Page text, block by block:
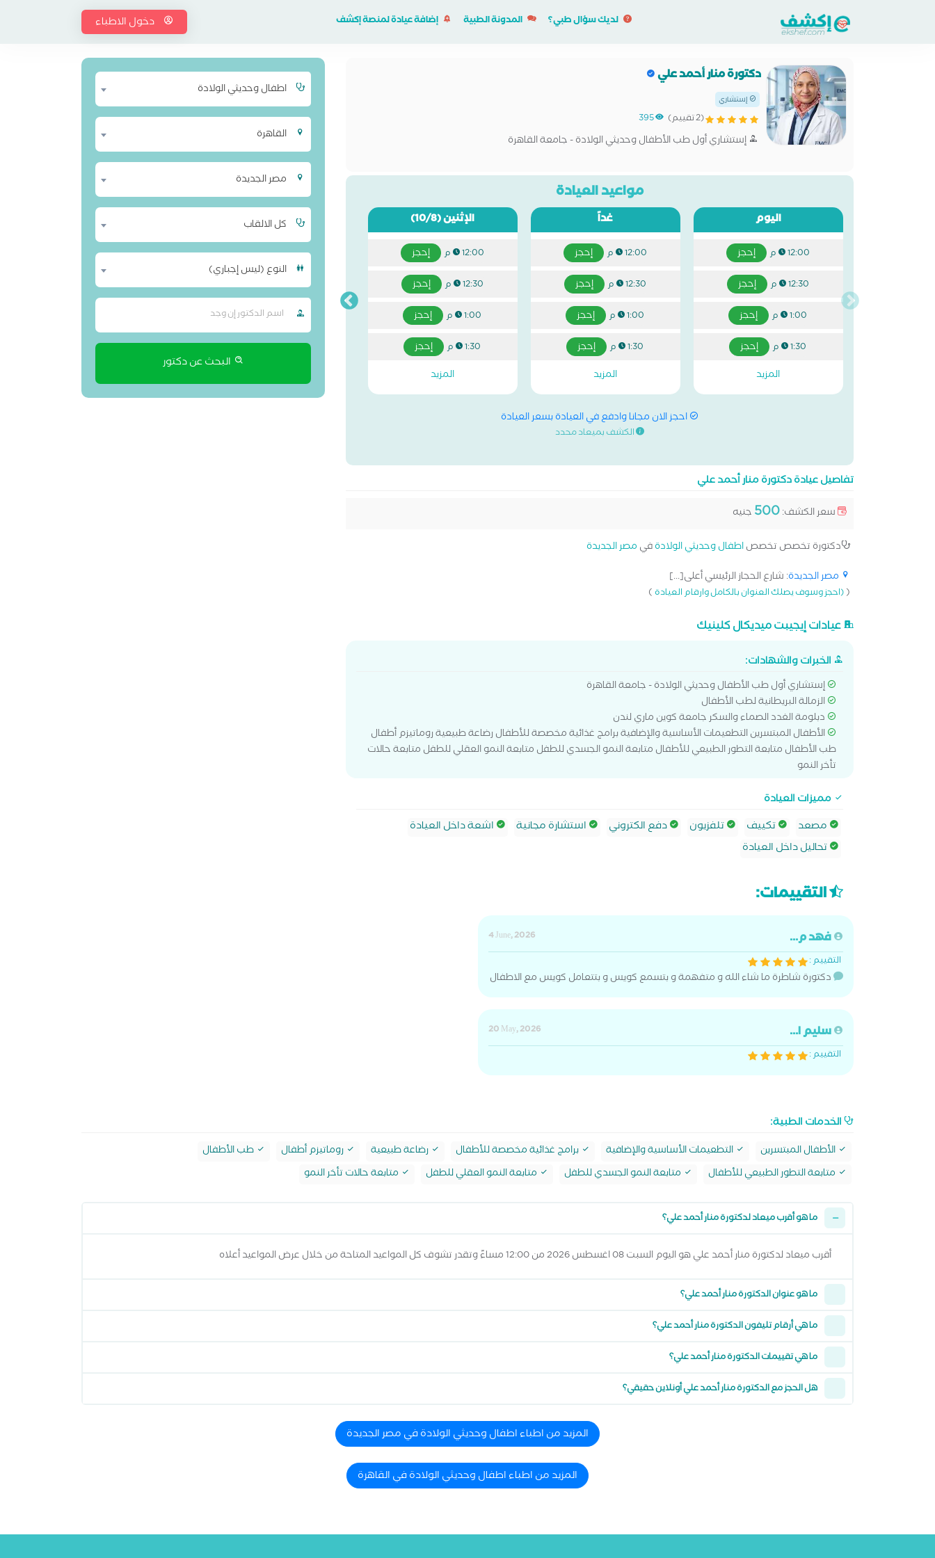
لديك سؤال طبي؟ المدونة الطبية إضافة عيادة لمنصة إكشف دخول الاطباء
دكتورة منار أحمد علي
إستشاري
(2 تقييم) 395
إستشاري أول طب الأطفال وحديثي الولادة - جامعة القاهرة
مواعيد العيادة
اليوم
12:00 م إحجز
12:30 م إحجز
1:00 م إحجز
1:30 م
إحجز
المزيد
غداً
12:00 م إحجز
12:30 م إحجز
1:00 م إحجز
1:30 م
إحجز
المزيد
الإثنين(10/8)
12:00 م إحجز
12:30 م إحجز
1:00 م إحجز
1:30 م
إحجز
المزيد
احجز الان مجانا وادفع في العيادة بسعر العيادة
الكشف بميعاد محدد
تفاصيل عيادة دكتورة منار أحمد علي
سعر الكشف:500 جنيه
دكتورة تخصص تخصصاطفال وحديثي الولادةفي مصر الجديدة
مصر الجديدة: شارع الحجاز الرئيسي أعلى[...]
((احجز وسوف يصلك العنوان بالكامل وارقام العيادة)
عيادات إيجيبت ميديكال كلينيك
الخبرات والشهادات:
إستشاري أول طب الأطفال وحديثي الولادة - جامعة القاهرة
الزمالة البريطانية لطب الأطفال
دبلومة الغدد الصماء والسكر جامعة كوين ماري لندن
الأطفال المبتسرين التطعيمات الأساسية والإضافية برامج غذائية مخصصة للأطفال رضاعة طبيعية روماتيزم أطفال
طب الأطفال متابعة التطور الطبيعي للأطفال متابعة النمو الجسدي للطفل متابعة النمو العقلي للطفل متابعة حالات
تأخر النمو
مميزات العيادة
مصعد
تكييف تلفزيون دفع الكتروني استشارة مجانية
اشعة داخل العيادة
تحاليل داخل العيادة
اطفال وحديثي الولادة
القاهرة
مصر الجديدة
كل الالقاب
النوع (ليس إجباري)
البحث عن دكتور
التقييمات:
فهد م...
4 June, 2026
التقييم :
دكتورة شاطرة ما شاء الله و متفهمة و بتسمع كويس و بتتعامل كويس مع الاطفال
سليم ا...
20 May, 2026
التقييم :
الخدمات الطبية:
الأطفال المبتسرين التطعيمات الأساسية والإضافية برامج غذائية مخصصة للأطفال رضاعة طبيعية روماتيزم أطفال
طب الأطفال
متابعة التطور الطبيعي للأطفال
متابعة النمو الجسدي للطفل متابعة النمو العقلي للطفل متابعة حالات تأخر النمو
ما هو أقرب ميعاد لدكتورة منار أحمد علي؟
أقرب ميعاد لدكتورة منار أحمد علي هو اليوم السبت 08 اغسطس 2026 من 12:00 مساءً وتقدر تشوف كل المواعيد المتاحة من خلال عرض المواعيد أعلاه
ما هو عنوان الدكتورة منار أحمد علي؟
ما هي أرقام تليفون الدكتورة منار أحمد علي؟
ما هي تقييمات الدكتورة منار أحمد علي؟
هل الحجز مع الدكتورة منار أحمد علي أونلاين حقيقي؟
المزيد من اطباء اطفال وحديثي الولادة في مصر الجديدة
المزيد من اطباء اطفال وحديثي الولادة في القاهرة